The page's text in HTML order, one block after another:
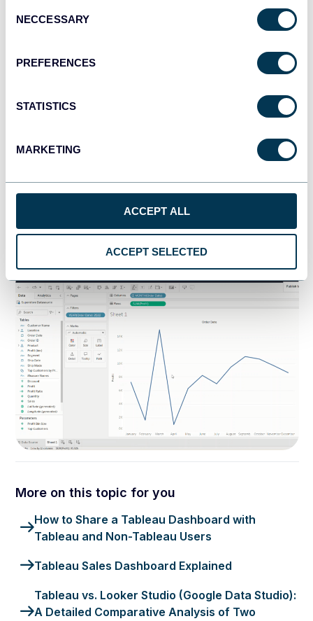
Selection
NECCESSARY
PREFERENCES
STATISTICS
MARKETING
ACCEPT ALL
ACCEPT SELECTED
How to Share a Tableau Dashboard with
Tableau and Non-Tableau Users
Tableau Sales Dashboard Explained
Tableau vs. Looker Studio (Google Data Studio):
A Detailed Comparative Analysis of Two